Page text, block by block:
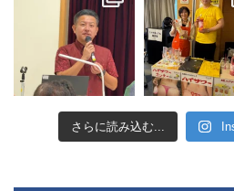
さらに読み込む...